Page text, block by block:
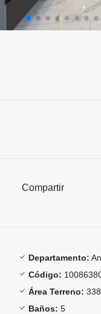
Compartir
Departamento:
Código:
Área Terreno:
Baños: 5